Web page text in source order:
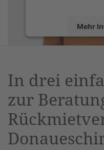
Mehr
In drei
zur